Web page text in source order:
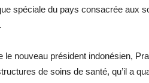
spéciale du pays consacrée aux
le nouveau président indonésien,
de soins de santé, qu’il a